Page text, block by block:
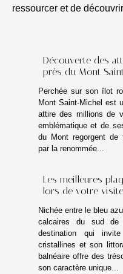
ressourcer et de
Découverte des
près du Mont
Perchée sur son îlot
Mont Saint-Michel est
attire des millions de
emblématique et de
du Mont regorgent de
par la renommée...
Les meilleures
lors de votre visite
Nichée entre le bleu
calcaires du sud
destination qui
cristallines et son
balnéaire offre des
son caractère unique...